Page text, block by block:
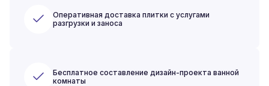
Оперативная доставка плитки с услугами
разгрузки и заноса
Бесплатное составление дизайн-проекта ванной
комнаты